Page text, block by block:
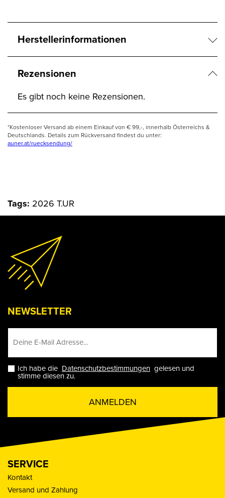
Herstellerinformationen
Rezensionen
Es gibt noch keine Rezensionen.
*Kostenloser Versand ab einem Einkauf von € 99,-, innerhalb Österreichs &
Deutschlands. Details zum Rückversand findest du unter:
auner.at/ruecksendung/
Tags: 2026 T.UR
NEWSLETTER
Ich habe die Datenschutzbestimmungen gelesen und
stimme diesen zu.
ANMELDEN
SERVICE
Kontakt
Versand und Zahlung